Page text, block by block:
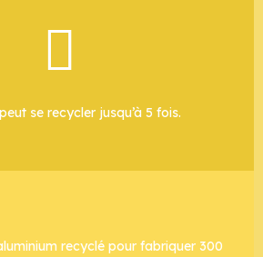
se recycler jusqu’à 5 fois.
recyclé pour fabriquer 300